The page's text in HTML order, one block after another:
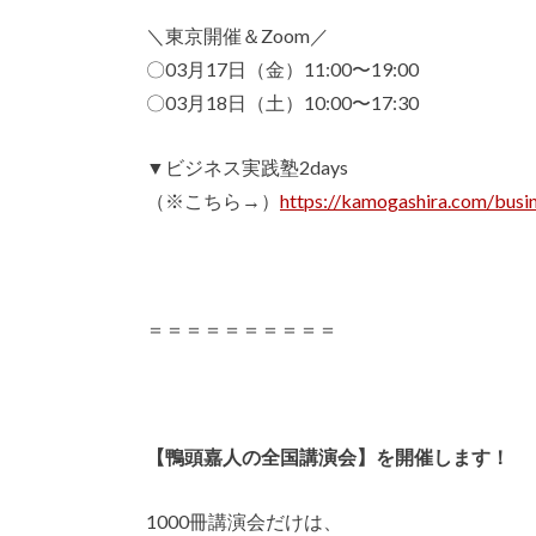
＼東京開催＆Zoom／
〇03月17日（金）11:00〜19:00
〇03月18日（土）10:00〜17:30
▼ビジネス実践塾2days
（※こちら→） https://kamogashira.com/
＝＝＝＝＝＝＝＝＝＝
【鴨頭嘉人の全国講演会】を開催します！
1000冊講演会だけは、